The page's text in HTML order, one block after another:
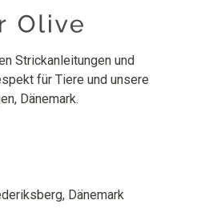
Strickanleitungen und
für Tiere und unsere
Dänemark.
Dänemark